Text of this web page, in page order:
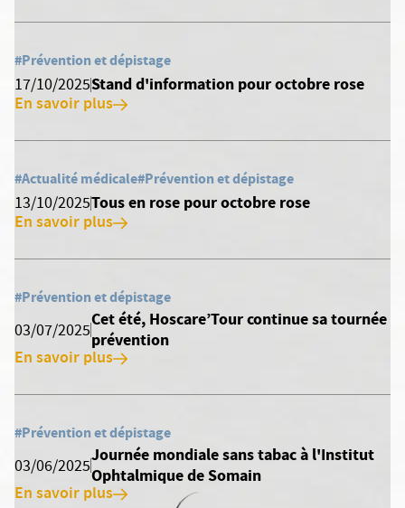
#Prévention et dépistage
17/10/2025Stand d'information pour octobre rose
En savoir plus
#Actualité médicale#Prévention et dépistage
13/10/2025Tous en rose pour octobre rose
En savoir plus
#Prévention et dépistage
03/07/2025
Cet été, Hoscare’Tour continue sa tournée
prévention
En savoir plus
#Prévention et dépistage
03/06/2025
Journée mondiale sans tabac à l'Institut
Ophtalmique de Somain
En savoir plus